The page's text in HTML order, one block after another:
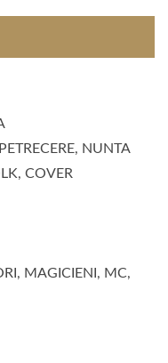
NUNTA
COVER
MAGICIENI, MC,